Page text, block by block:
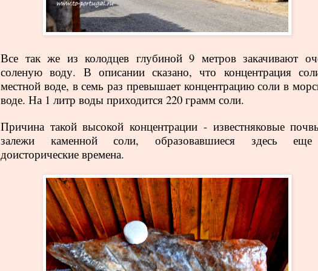
Все так же из колодцев глубиной 9 метров закачивают
соленую воду. В описании сказано, что концентрация
местной воде, в семь раз превышает концентрацию соли в
воде. На 1 литр воды приходится 220 грамм соли.
Причина такой высокой концентрации - известняковые
залежи каменной соли, образовавшиеся здесь
доисторические времена.